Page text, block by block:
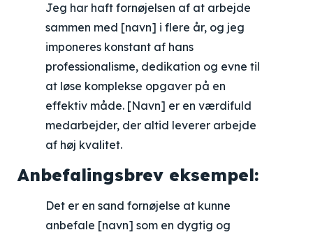
Jeg har haft fornøjelsen af at arbejde
sammen med [navn] i flere år, og jeg
imponeres konstant af hans
professionalisme, dedikation og evne til
at løse komplekse opgaver på en
effektiv måde. [Navn] er en værdifuld
medarbejder, der altid leverer arbejde
af høj kvalitet.
Anbefalingsbrev eksempel:
Det er en sand fornøjelse at kunne
anbefale [navn] som en dygtig og